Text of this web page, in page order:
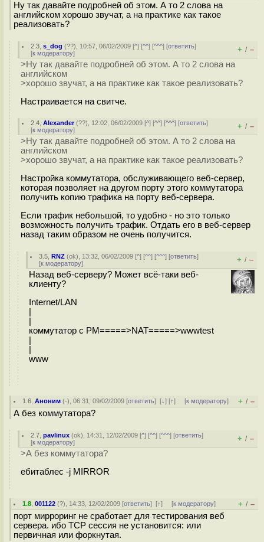
Ну так давайте подробней об этом. А то 2 слова на
английском хорошо звучат, а на практике как такое
реализовать?
2.3 ,s_dog (??), 10:57, 06/02/2009 [^] [^^] [^^^] [ответить]
[к модератору] + / –
>Ну так давайте подробней об этом. А то 2 слова на
английском
>хорошо звучат, а на практике как такое реализовать?
Настраивается на свитче.
2.4 ,Alexander(??), 12:02, 06/02/2009 [^] [^^] [^^^] [ответить]
[к модератору] + / –
>Ну так давайте подробней об этом. А то 2 слова на
английском
>хорошо звучат, а на практике как такое реализовать?
Настройка коммутатора, обслуживающего веб-сервер,
которая позволяет на другом порту этого коммутатора
получить копию трафика на порту веб-сервера.
Если трафик небольшой, то удобно - но это только
возможность получить трафик. Отдать его в веб-сервер
назад таким образом не очень получится.
3.5 ,RNZ (ok), 13:32, 06/02/2009 [^] [^^] [^^^] [ответить]
[к модератору] + / –
Назад веб-серверу? Может всё-таки веб-
клиенту?
Internet/LAN
коммутатор с PM=====>NAT=====>wwwtest
www
1.6 ,Аноним (-), 06:31, 09/02/2009 [ответить][↓] [↑] [к модератору] + / –
А без коммутатора?
2.7 ,pavlinux (ok), 14:31, 12/02/2009 [^] [^^] [^^^] [ответить]
[к модератору] + / –
>А без коммутатора?
ебитаблес -j MIRROR
1.8 ,001122 (?), 14:33, 12/02/2009 [ответить][↑] [к модератору] + / –
порт мирроринг не сработает для тестирования веб
сервера. ибо TCP сессия не установится: или
первичная или форкнутая.